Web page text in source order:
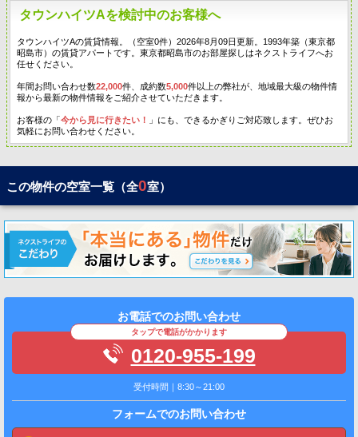
タウンハイツAを検討中のお客様へ
タウンハイツAの賃貸情報。（空室0件）2026年8月09日更新。1993年築（東京都
昭島市）の賃貸アパートです。東京都昭島市のお部屋探しはネクストライフへお
任せください。
年間お問い合わせ数22,000件、成約数5,000件以上の弊社が、地域最大級の物件情
報から最新の物件情報をご紹介させていただきます。
お客様の「今から見に行きたい！
」にも、できるかぎりご対応致します。ぜひお
気軽にお問い合わせください。
この物件の空室一覧（全0室）
お電話でのお問い合わせ
タップで電話がかかります
0120-955-199
受付時間｜8:30～21:00
フォームでのお問い合わせ